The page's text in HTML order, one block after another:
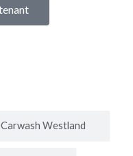
Carwash Westland